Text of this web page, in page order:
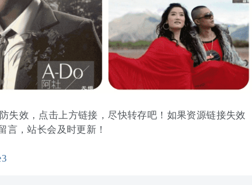
失效，点击上方链接，尽快转存吧！如果资源链接失效
言，站长会及时更新！